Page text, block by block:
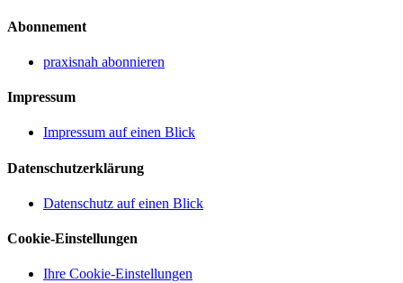
Abonnement
praxisnah abonnieren
Impressum
Impressum auf einen Blick
Datenschutzerklärung
Datenschutz auf einen Blick
Cookie-Einstellungen
Ihre Cookie-Einstellungen